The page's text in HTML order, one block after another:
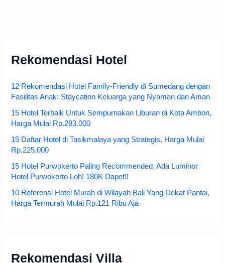
Rekomendasi Hotel
12 Rekomendasi Hotel Family-Friendly di Sumedang dengan
Fasilitas Anak: Staycation Keluarga yang Nyaman dan Aman
15 Hotel Terbaik Untuk Sempurnakan Liburan di Kota Ambon,
Harga Mulai Rp.283.000
15 Daftar Hotel di Tasikmalaya yang Strategis, Harga Mulai
Rp.225.000
15 Hotel Purwokerto Paling Recommended, Ada Luminor
Hotel Purwokerto Loh! 180K Dapet!!
10 Referensi Hotel Murah di Wilayah Bali Yang Dekat Pantai,
Harga Termurah Mulai Rp.121 Ribu Aja
Rekomendasi Villa